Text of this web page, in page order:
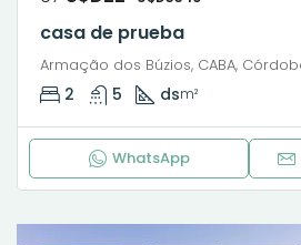
casa de prueba
2 5 dsm²
WhatsApp